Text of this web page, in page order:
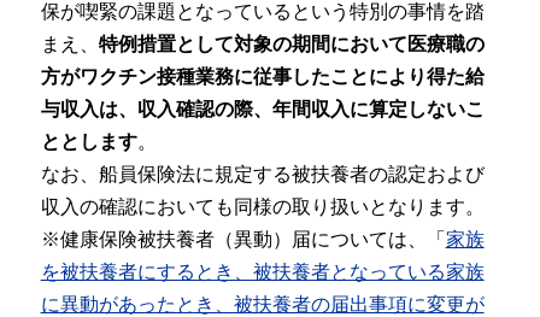
保が喫緊の課題となっているという特別の事情を踏
まえ、 特例措置として対象の期間において医療職の
方がワクチン接種業務に従事したことにより得た給
与収入は、収入確認の際、年間収入に算定しないこ
ととします。
なお、船員保険法に規定する被扶養者の認定および
収入の確認においても同様の取り扱いとなります。
※健康保険被扶養者（異動）届については、「 家族
を被扶養者にするとき、被扶養者となっている家族
に異動があったとき、被扶養者の届出事項に変更が